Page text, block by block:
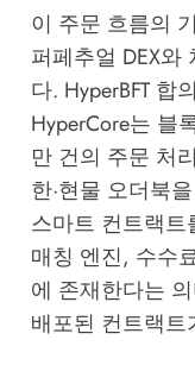
이 주문 흐름의
퍼페추얼 DEX와
다. HyperBFT 합
HyperCore는 블
만 건의 주문 처
한·현물 오더북
스마트 컨트랙
매칭 엔진, 수수
에 존재한다는
배포된 컨트랙